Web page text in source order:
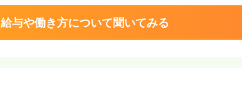
給与や働き方について聞いてみる